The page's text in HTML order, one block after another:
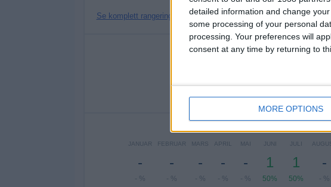
detailed information and change
some processing of your personal
processing. Your preferences will
consent at any time by returning to
MORE OPTIONS
Se komplett rangering
Se
ANTALL KAMPER
-
- %
-
- %
-
- %
-
- %
JANUAR
-
- %
FEBRUAR
-
- %
MARS
-
- %
APRIL
-
- %
MAI
-
- %
JUNI
1
50%
JULI
1
50%
-
- %